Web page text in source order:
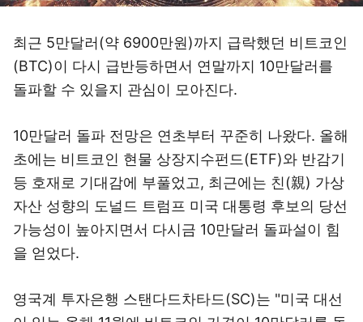
최근 5만달러(약 6900만원)까지 급락했던 비트코인
(BTC)이 다시 급반등하면서 연말까지 10만달러를
돌파할 수 있을지 관심이 모아진다.
10만달러 돌파 전망은 연초부터 꾸준히 나왔다. 올해
초에는 비트코인 현물 상장지수펀드(ETF)와 반감기
등 호재로 기대감에 부풀었고, 최근에는 친(親) 가상
자산 성향의 도널드 트럼프 미국 대통령 후보의 당선
가능성이 높아지면서 다시금 10만달러 돌파설이 힘
을 얻었다.
영국계 투자은행 스탠다드차타드(SC)는 "미국 대선